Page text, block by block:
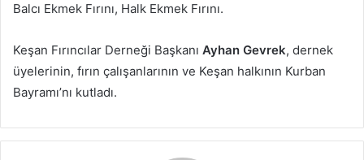
Balcı Ekmek Fırını, Halk Ekmek Fırını.
Keşan Fırıncılar Derneği Başkanı Ayhan Gevrek, dernek
üyelerinin, fırın çalışanlarının ve Keşan halkının Kurban
Bayramı’nı kutladı.